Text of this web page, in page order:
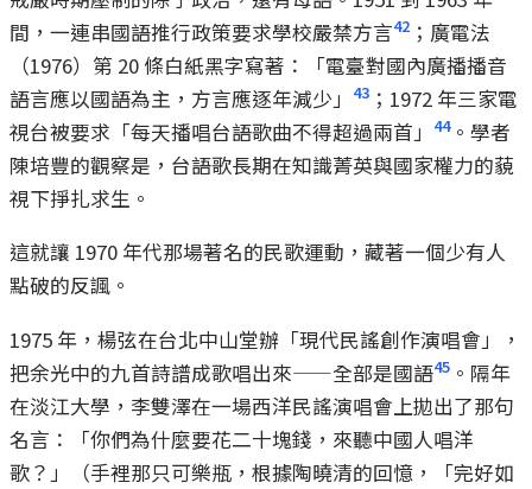
間，一連串國語推行政策要求學校嚴禁方言42 ；廣電法
（1976）第 20 條白紙黑字寫著：「電臺對國內廣播播音
語言應以國語為主，方言應逐年減少」
43 ；1972 年三家電
視台被要求「每天播唱台語歌曲不得超過兩首」
44。學者
陳培豐的觀察是，台語歌長期在知識菁英與國家權力的藐
視下掙扎求生。
這就讓 1970 年代那場著名的民歌運動，藏著一個少有人
點破的反諷。
1975 年，楊弦在台北中山堂辦「現代民謠創作演唱會」，
把余光中的九首詩譜成歌唱出來——全部是國語45 。隔年
在淡江大學，李雙澤在一場西洋民謠演唱會上拋出了那句
名言：「你們為什麼要花二十塊錢，來聽中國人唱洋
歌？」（手裡那只可樂瓶，根據陶曉清的回憶，「完好如